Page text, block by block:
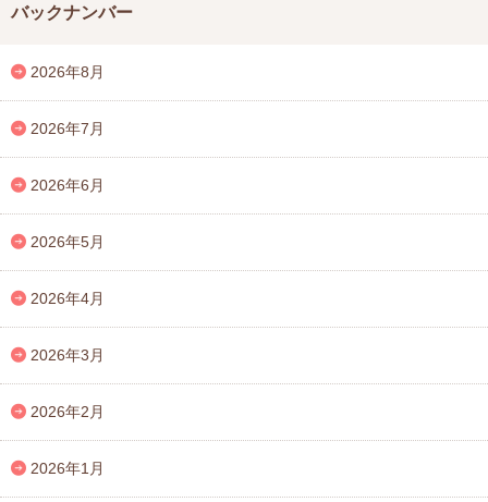
バックナンバー
2026年8月
2026年7月
2026年6月
2026年5月
2026年4月
2026年3月
2026年2月
2026年1月